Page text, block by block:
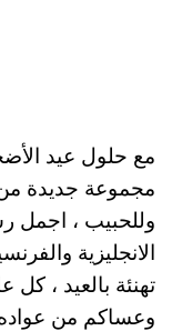
مجموعة جديدة من
الانجليزية
تهنئة بالعيد ،